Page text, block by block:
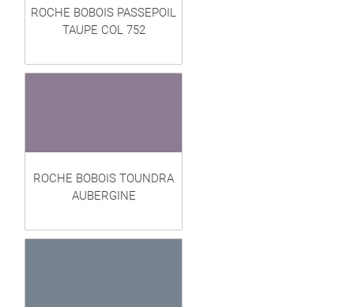
ROCHE BOBOIS PASSEPOIL
TAUPE COL 752
ROCHE BOBOIS TOUNDRA
AUBERGINE